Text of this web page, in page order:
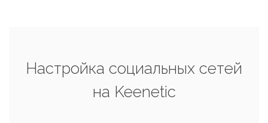
Настройка социальных сетей
на Keenetic